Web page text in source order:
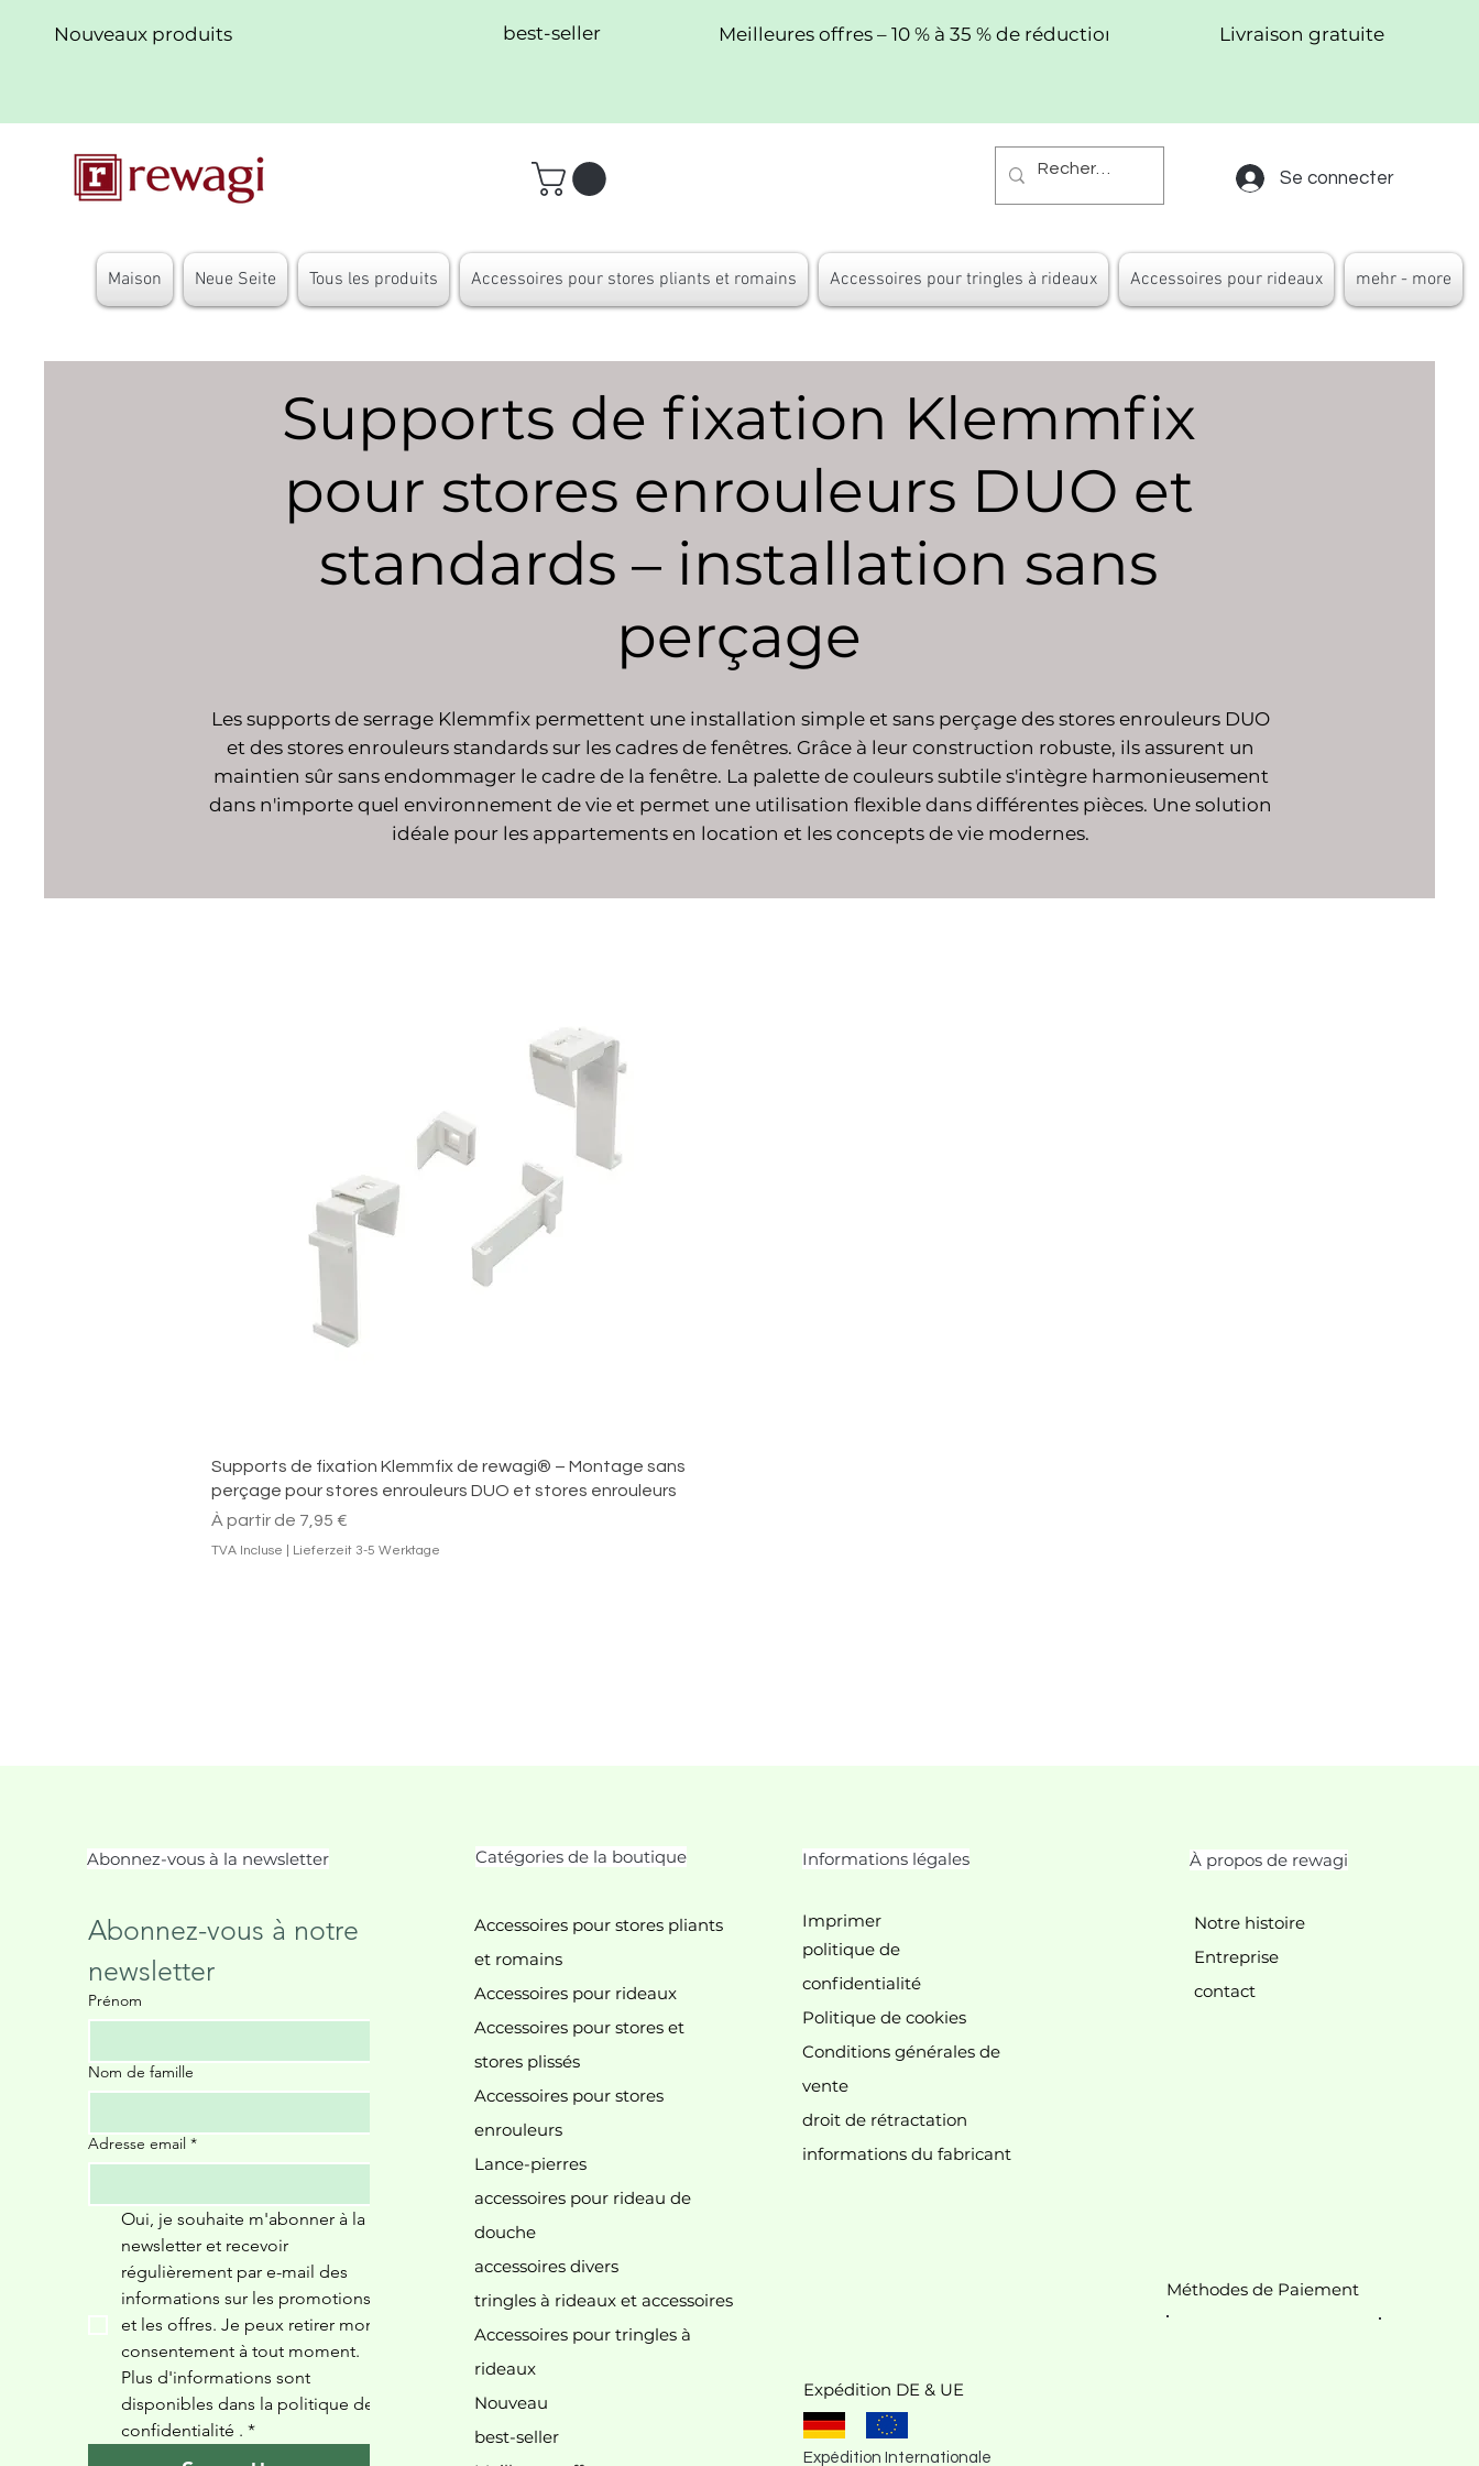
Nouveaux produits best-seller Meilleures offres – 10 % à 35 % de réduction ! Livraison gratuite
Se connecter
Maison Neue Seite Tous les produits Accessoires pour stores pliants et romains Accessoires pour tringles à rideaux Accessoires pour rideaux mehr - more
Supports de fixation Klemmfix
pour stores enrouleurs DUO et
standards – installation sans
perçage
Les supports de serrage Klemmfix permettent une installation simple et sans perçage des stores enrouleurs DUO
et des stores enrouleurs standards sur les cadres de fenêtres. Grâce à leur construction robuste, ils assurent un
maintien sûr sans endommager le cadre de la fenêtre. La palette de couleurs subtile s'intègre harmonieusement
dans n'importe quel environnement de vie et permet une utilisation flexible dans différentes pièces. Une solution
idéale pour les appartements en location et les concepts de vie modernes.
Aperçu rapide
Supports de fixation Klemmfix de rewagi® – Montage sans
perçage pour stores enrouleurs DUO et stores enrouleurs
À partir de 7,95 €
Prix promotionnel
TVA Incluse Lieferzeit 3-5 Werktage
Il n'y a aucun article à afficher pour le moment.
Abonnez-vous à la newsletter
Abonnez-vous à notre
newsletter
Prénom
Nom de famille
Adresse email *
Oui, je souhaite m'abonner à la
newsletter et recevoir
régulièrement par e-mail des
informations sur les promotions
et les offres. Je peux retirer mon
consentement à tout moment.
Plus d'informations sont
disponibles dans la politique de
confidentialité . *
Catégories de la boutique
Accessoires pour stores pliants
et romains
Accessoires pour rideaux
Accessoires pour stores et
stores plissés
Accessoires pour stores
enrouleurs
Lance-pierres
accessoires pour rideau de
douche
accessoires divers
tringles à rideaux et accessoires
Accessoires pour tringles à
rideaux
Nouveau
best-seller
Informations légales
Imprimer
politique de
confidentialité
Politique de cookies
Conditions générales de
vente
droit de rétractation
informations du fabricant
Expédition DE & UE
Expédition Internationale
À propos de rewagi
Notre histoire
Entreprise
contact
Méthodes de Paiement